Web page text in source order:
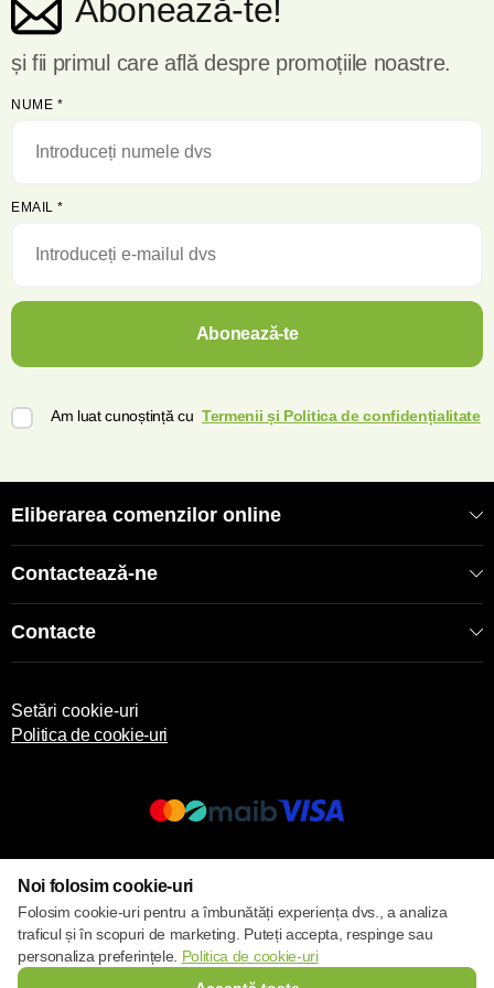
Producător :SUA Condiții de păstrare: A se păstra într-un loc
răcoros, întunecat, la umiditate de până la 70%.
Abonează-te!
și fii primul care află despre promoțiile noastre.
NUME *
EMAIL *
Abonează-te
Am luat cunoștință cu Termenii și Politica de confidențialitate
Eliberarea comenzilor online
Contactează-ne
Contacte
Setări cookie-uri
Politica de cookie-uri
Noi folosim cookie-uri
Folosim cookie-uri pentru a îmbunătăți experiența dvs., a analiza
traficul și în scopuri de marketing. Puteți accepta, respinge sau
personaliza preferințele. Politica de cookie-uri